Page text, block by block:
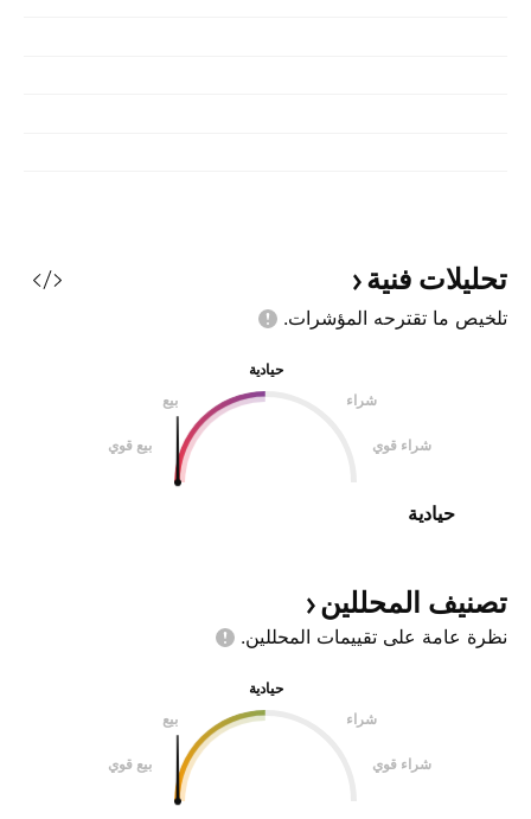
تحليلات فنية
تلخيص ما تقترحه المؤشرات.
حيادية
بيع
شراء
بيع قوي شراء قوي
حيادية
تصنيف المحللين
نظرة عامة على تقييمات المحللين.
حيادية
بيع
شراء
بيع قوي شراء قوي